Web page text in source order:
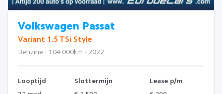
Volkswagen Passat
Variant 1.5 TSi Style
Benzine · 104.000km · 2022
Looptijd Slottermijn
Lease p/m